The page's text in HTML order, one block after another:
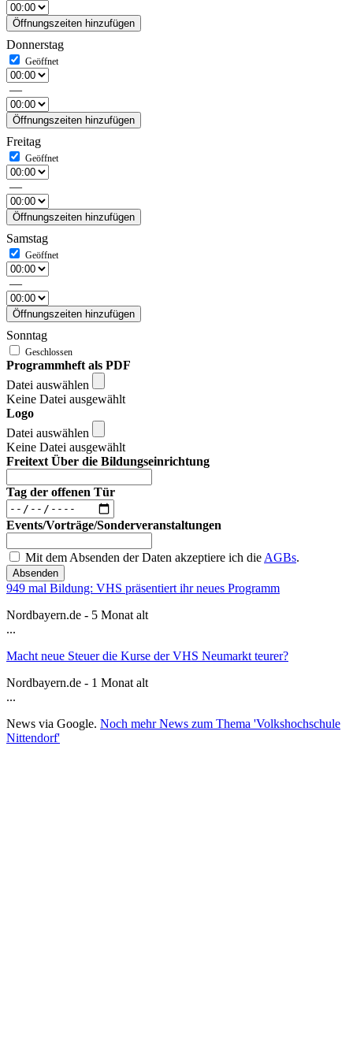
Öffnungszeiten hinzufügen
Donnerstag
—
Öffnungszeiten hinzufügen
Freitag
—
Öffnungszeiten hinzufügen
Samstag
—
Öffnungszeiten hinzufügen
Sonntag
Programmheft als PDF
Datei auswählen
Keine Datei ausgewählt
Logo
Datei auswählen
Keine Datei ausgewählt
Freitext Über die Bildungseinrichtung
Tag der offenen Tür
Events/Vorträge/Sonderveranstaltungen
Mit dem Absenden der Daten akzeptiere ich die AGBs.
Absenden
949 mal Bildung: VHS präsentiert ihr neues Programm
Nordbayern.de - 5 Monat alt
...
Macht neue Steuer die Kurse der VHS Neumarkt teurer?
Nordbayern.de - 1 Monat alt
...
News via Google. Noch mehr News zum Thema 'Volkshochschule
Nittendorf'